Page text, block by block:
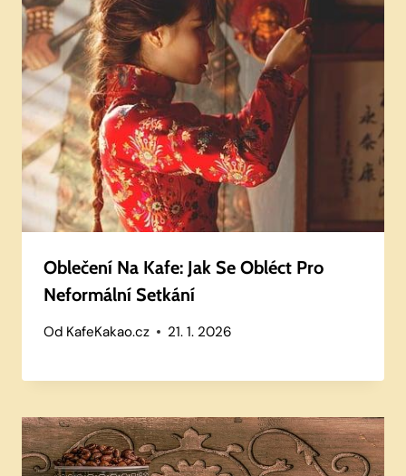
Oblečení Na Kafe: Jak Se Obléct Pro
Neformální Setkání
Od KafeKakao.cz 21. 1. 2026